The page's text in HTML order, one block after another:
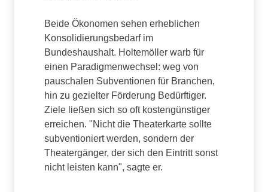
Beide Ökonomen sehen erheblichen
Konsolidierungsbedarf im
Bundeshaushalt. Holtemöller warb für
einen Paradigmenwechsel: weg von
pauschalen Subventionen für Branchen,
hin zu gezielter Förderung Bedürftiger.
Ziele ließen sich so oft kostengünstiger
erreichen. "Nicht die Theaterkarte sollte
subventioniert werden, sondern der
Theatergänger, der sich den Eintritt sonst
nicht leisten kann", sagte er.